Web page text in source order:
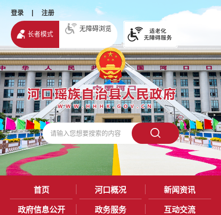
登录 | 注册
长者模式
无障碍浏览
首页 河口概况 新闻资讯
政府信息公开 政务服务 互动交流